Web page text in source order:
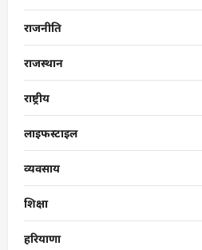
राजनीति
राजस्थान
राष्ट्रीय
लाइफस्टाइल
व्यवसाय
शिक्षा
हरियाणा